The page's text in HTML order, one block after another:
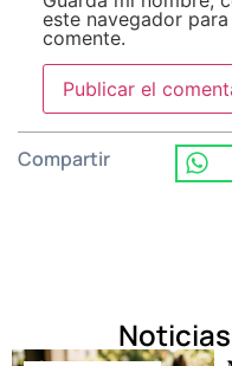
este navegador
comente.
Compartir